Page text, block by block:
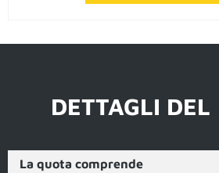
DETTAGLI DEL
La quota comprende